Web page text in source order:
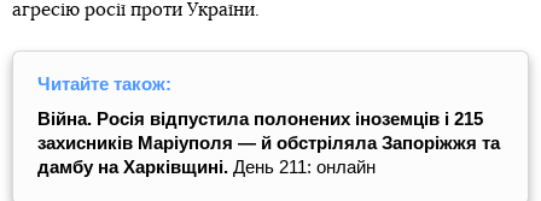
агресію росії проти України.
Читайте також:
Війна. Росія відпустила полонених іноземців і 215
захисників Маріуполя — й обстріляла Запоріжжя та
дамбу на Харківщині. День 211: онлайн